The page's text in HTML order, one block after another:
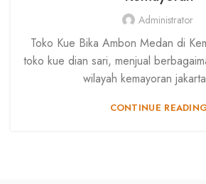
Administrator
Toko Kue Bika Ambon Medan di
toko kue dian sari, menjual
wilayah kemayoran
CONTINUE